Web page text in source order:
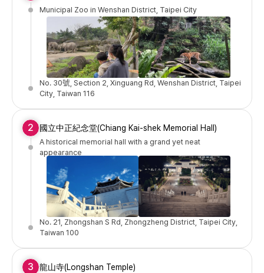
Municipal Zoo in Wenshan District, Taipei City
No. 30號, Section 2, Xinguang Rd, Wenshan District, Taipei
City, Taiwan 116
2 國立中正紀念堂(Chiang Kai-shek Memorial Hall)
A historical memorial hall with a grand yet neat
appearance
No. 21, Zhongshan S Rd, Zhongzheng District, Taipei City,
Taiwan 100
3 龍山寺(Longshan Temple)